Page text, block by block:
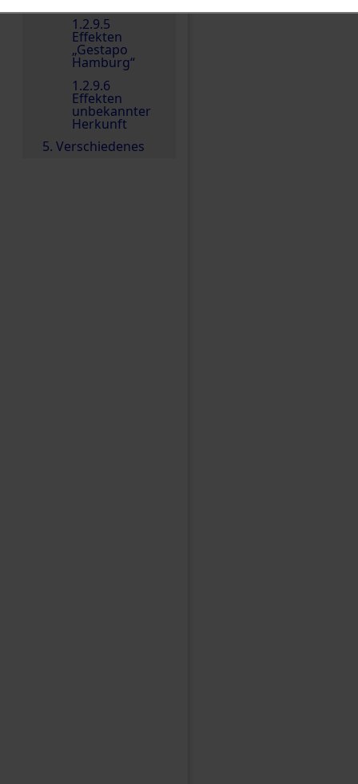
1.2.9.5
Effekten
„Gestapo
Hamburg“
1.2.9.6
Effekten
unbekannter
Herkunft
5. Verschiedenes